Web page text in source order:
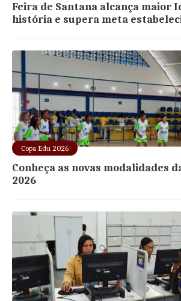
Feira de Santana alcança maior
história e supera meta
Copa Edu 2026
Conheça as novas modalidades
2026